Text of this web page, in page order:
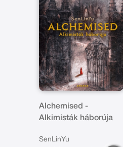
Alchemised -
Alkimisták háborúja
SenLinYu